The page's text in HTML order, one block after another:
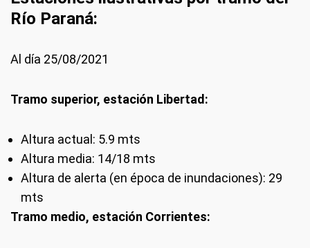
Río Paraná:
Al día 25/08/2021
Tramo superior, estación Libertad:
Altura actual: 5.9 mts
Altura media: 14/18 mts
Altura de alerta (en época de inundaciones): 29
mts
Tramo medio, estación Corrientes: